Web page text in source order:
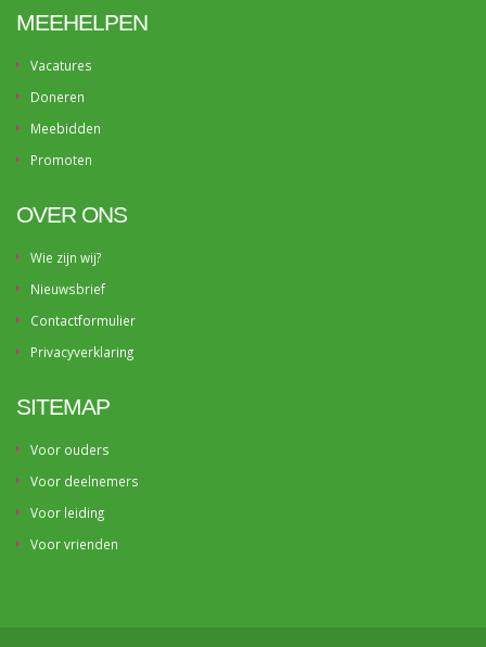
MEEHELPEN
Vacatures
Doneren
Meebidden
Promoten
OVER ONS
Wie zijn wij?
Nieuwsbrief
Contactformulier
Privacyverklaring
SITEMAP
Voor ouders
Voor deelnemers
Voor leiding
Voor vrienden